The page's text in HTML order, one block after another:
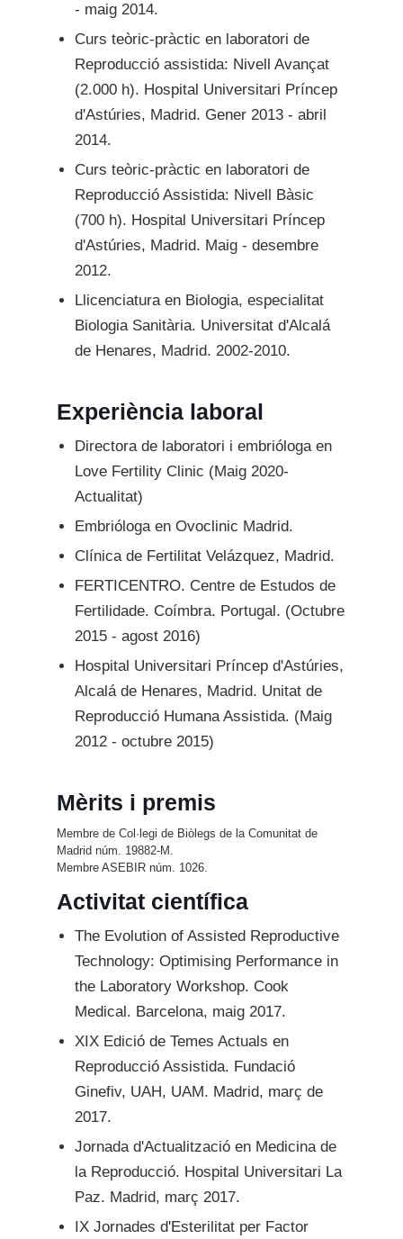
- maig 2014.
Curs teòric-pràctic en laboratori de
Reproducció assistida: Nivell Avançat
(2.000 h). Hospital Universitari Príncep
d'Astúries, Madrid. Gener 2013 - abril
2014.
Curs teòric-pràctic en laboratori de
Reproducció Assistida: Nivell Bàsic
(700 h). Hospital Universitari Príncep
d'Astúries, Madrid. Maig - desembre
2012.
Llicenciatura en Biologia, especialitat
Biologia Sanitària. Universitat d'Alcalá
de Henares, Madrid. 2002-2010.
Experiència laboral
Directora de laboratori i embrióloga en
Love Fertility Clinic (Maig 2020-
Actualitat)
Embrióloga en Ovoclinic Madrid.
Clínica de Fertilitat Velázquez, Madrid.
FERTICENTRO. Centre de Estudos de
Fertilidade. Coímbra. Portugal. (Octubre
2015 - agost 2016)
Hospital Universitari Príncep d'Astúries,
Alcalá de Henares, Madrid. Unitat de
Reproducció Humana Assistida. (Maig
2012 - octubre 2015)
Mèrits i premis
Membre de Col·legi de Biòlegs de la Comunitat de
Madrid núm. 19882-M.
Membre ASEBIR núm. 1026.
Activitat científica
The Evolution of Assisted Reproductive
Technology: Optimising Performance in
the Laboratory Workshop. Cook
Medical. Barcelona, maig 2017.
XIX Edició de Temes Actuals en
Reproducció Assistida. Fundació
Ginefiv, UAH, UAM. Madrid, març de
2017.
Jornada d'Actualització en Medicina de
la Reproducció. Hospital Universitari La
Paz. Madrid, març 2017.
IX Jornades d'Esterilitat per Factor